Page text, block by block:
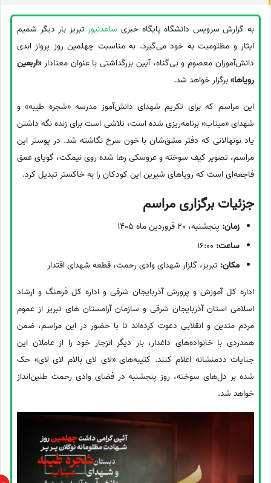
به گزارش سرویس دانشگاه پایگاه خبری ساعدنیوز تبریز بار دیگر شمیم
ایثار و مظلومیت به خود می‌گیرد. به مناسبت چهلمین روز پرواز ابدی
دانش‌آموزان معصوم و بی‌گناه، آیین بزرگداشتی با عنوان معنادار«اربعین
رویاها»برگزار خواهد شد.
این مراسم که برای تکریم شهدای دانش‌آموز مدرسه «شجره طیبه» و
شهدای «میناب» برنامه‌ریزی شده است، تلاشی است برای زنده نگه داشتن
یاد نونهالانی که دفتر مشق‌شان با خون سرخ نگاشته شد. در پوستر این
مراسم، تصویر کیف سوخته و عروسکی رها شده روی نیمکت، گویای عمق
فاجعه‌ای است که رویاهای شیرین این کودکان را به خاکستر تبدیل کرد.
جزئیات برگزاری مراسم
زمان: پنجشنبه، 20 فروردین ماه 1405
ساعت:
مکان: تبریز، گلزار شهدای وادی رحمت، قطعه شهدای اقتدار
اداره کل آموزش و پرورش آذربایجان شرقی و اداره کل فرهنگ و ارشاد
اسلامی استان آذربایجان شرقی و سازمان آرامستان های تبریز از عموم
مردم متدین و انقلابی دعوت کرده‌اند تا با حضور در این مراسم، ضمن
همدردی با خانواده‌های داغدار، بار دیگر انزجار خود را از عاملان این
جنایات ددمنشانه اعلام کنند. کتیبه‌های «لای لای بالام لای لای» حک
شده بر دل‌های سوخته، روز پنجشنبه در فضای وادی رحمت طنین‌انداز
خواهد شد.